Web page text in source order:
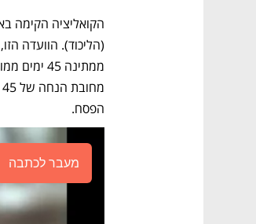
הקואליציה הקימה
הפסח.
מעבר לכתבה